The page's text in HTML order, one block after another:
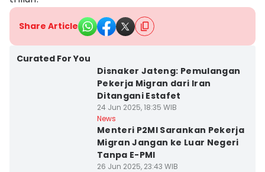
Share Article
Curated For You
Disnaker Jateng: Pemulangan
Pekerja Migran dari Iran
Ditangani Estafet
24 Jun 2025, 18:35 WIB
News
Menteri P2MI Sarankan Pekerja
Migran Jangan ke Luar Negeri
Tanpa E-PMI
26 Jun 2025, 23:43 WIB